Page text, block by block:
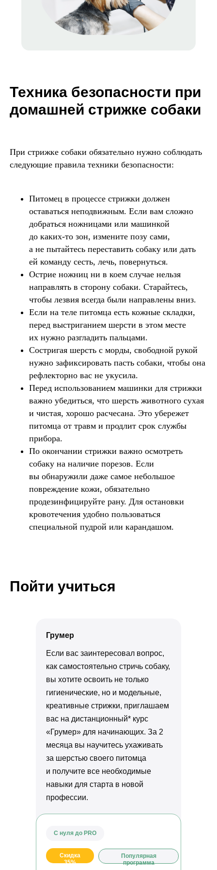
Техника безопасности при
домашней стрижке собаки
При стрижке собаки обязательно нужно соблюдать
следующие правила техники безопасности:
Питомец в процессе стрижки должен
оставаться неподвижным. Если вам сложно
добраться ножницами или машинкой
до каких-то зон, измените позу сами,
а не пытайтесь переставить собаку или дать
ей команду сесть, лечь, повернуться.
Острие ножниц ни в коем случае нельзя
направлять в сторону собаки. Старайтесь,
чтобы лезвия всегда были направлены вниз.
Если на теле питомца есть кожные складки,
перед выстриганием шерсти в этом месте
их нужно разгладить пальцами.
Состригая шерсть с морды, свободной рукой
нужно зафиксировать пасть собаки, чтобы она
рефлекторно вас не укусила.
Перед использованием машинки для стрижки
важно убедиться, что шерсть животного сухая
и чистая, хорошо расчесана. Это убережет
питомца от травм и продлит срок службы
прибора.
По окончании стрижки важно осмотреть
собаку на наличие порезов. Если
вы обнаружили даже самое небольшое
повреждение кожи, обязательно
продезинфицируйте рану. Для остановки
кровотечения удобно пользоваться
специальной пудрой или карандашом.
Пойти учиться
Грумер
С нуля до PRO
Популярная
программа
Скидка
35%
Если вас заинтересовал вопрос,
как самостоятельно стричь собаку,
вы хотите освоить не только
гигиенические, но и модельные,
креативные стрижки, приглашаем
вас на дистанционный* курс
«Грумер» для начинающих. За 2
месяца вы научитесь ухаживать
за шерстью своего питомца
и получите все необходимые
навыки для старта в новой
профессии.
ИНН 7722392399
ОГРН 1177700004063
Отдел по организации приема:
8 (800) 775-79-32 , 8 (495) 677-96-17
help.dpomipk@academcity.online
Контакт-центр
Пн-вс 8:30-20:30 мск
help.dpomipk@dpomipk.ru
Получите профессию в сфере сельского хозяйства